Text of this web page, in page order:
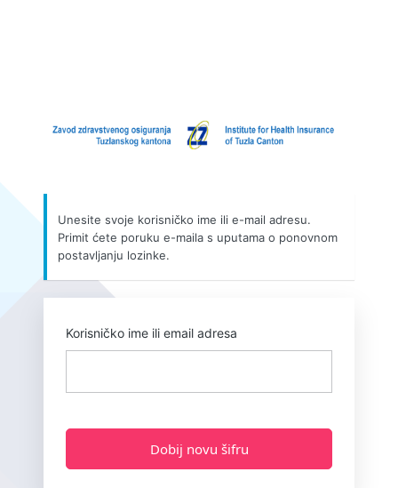
Unesite svoje korisničko ime ili e-mail adresu.
Primit ćete poruku e-maila s uputama o ponovnom
postavljanju lozinke.
Korisničko ime ili email adresa